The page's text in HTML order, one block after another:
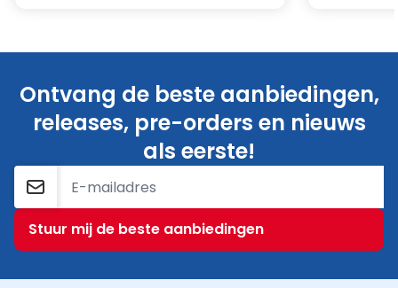
Ontvang de beste aanbiedingen,
releases, pre-orders en nieuws
als eerste!
E-mailadres
Stuur mij de beste aanbiedingen